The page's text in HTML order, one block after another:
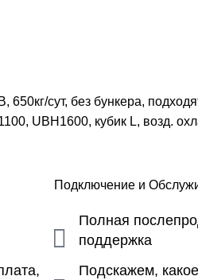
650кг/сут, без бункера,
UBH1600, кубик L, возд.
Подключение и
Полная
поддержка
Подскажем, какое